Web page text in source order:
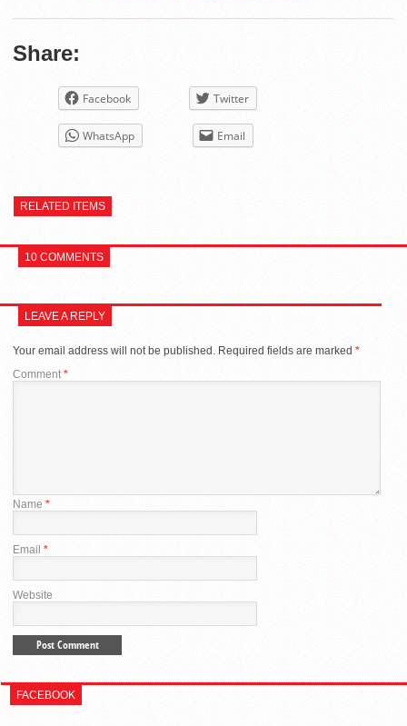
Share:
Facebook Twitter
WhatsApp Email
RELATED ITEMS
10 COMMENTS
LEAVE A REPLY
Your email address will not be published. Required fields are marked *
Comment*
Name *
Email *
Website
FACEBOOK